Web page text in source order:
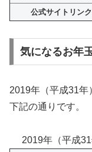
公式サイトリンク
気になるお年
2019年（平成31年
下記の通りです。
2019年（平成